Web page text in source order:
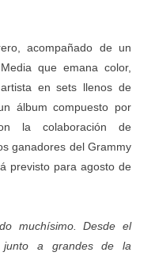
acompañado de un
que emana color,
en sets llenos de
álbum compuesto por
la colaboración de
ganadores del Grammy
previsto para agosto de
muchísimo. Desde el
junto a grandes de la